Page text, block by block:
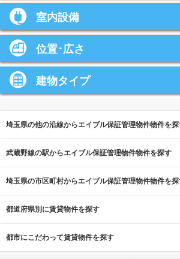
室内設備
位置･広さ
建物タイプ
埼玉県の他の沿線からエイブル保証管理物件物件を
武蔵野線の駅からエイブル保証管理物件物件を探す
埼玉県の市区町村からエイブル保証管理物件物件を
都道府県別に賃貸物件を探す
都市にこだわって賃貸物件を探す